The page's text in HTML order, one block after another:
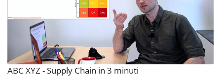
ABC XYZ - Supply Chain in 3 minuti